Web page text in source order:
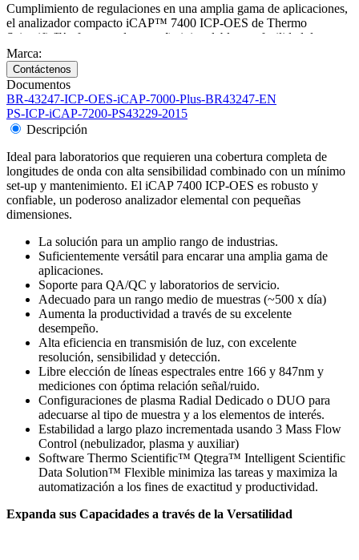
Cumplimiento de regulaciones en una amplia gama de aplicaciones,
el analizador compacto iCAP™ 7400 ICP-OES de Thermo
Scientific™ ofrece un desempeño inigualable con facilidad de uso
en su hardware y software. Este espectrómetro poderoso y versátil
brinda una amplia capacidad analítica con gran estabilidad y
sensibilidad, èsto sumado a un bajo costo por análisis.
Marca:
Documentos
BR-43247-ICP-OES-iCAP-7000-Plus-BR43247-EN
PS-ICP-iCAP-7200-PS43229-2015
Descripción
Ideal para laboratorios que requieren una cobertura completa de
longitudes de onda con alta sensibilidad combinado con un mínimo
set-up y mantenimiento. El iCAP 7400 ICP-OES es robusto y
confiable, un poderoso analizador elemental con pequeñas
dimensiones.
La solución para un amplio rango de industrias.
Suficientemente versátil para encarar una amplia gama de
aplicaciones.
Soporte para QA/QC y laboratorios de servicio.
Adecuado para un rango medio de muestras (~500 x día)
Aumenta la productividad a través de su excelente
desempeño.
Alta eficiencia en transmisión de luz, con excelente
resolución, sensibilidad y detección.
Libre elección de líneas espectrales entre 166 y 847nm y
mediciones con óptima relación señal/ruido.
Configuraciones de plasma Radial Dedicado o DUO para
adecuarse al tipo de muestra y a los elementos de interés.
Estabilidad a largo plazo incrementada usando 3 Mass Flow
Control (nebulizador, plasma y auxiliar)
Software Thermo Scientific™ Qtegra™ Intelligent Scientific
Data Solution™ Flexible minimiza las tareas y maximiza la
automatización a los fines de exactitud y productividad.
Expanda sus Capacidades a través de la Versatilidad